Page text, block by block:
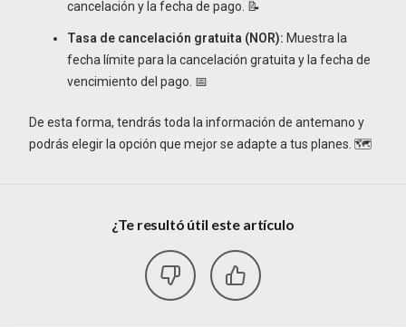
cancelación y la fecha de pago. 📝
Tasa de cancelación gratuita (NOR): Muestra la
fecha límite para la cancelación gratuita y la fecha de
vencimiento del pago. 📅
De esta forma, tendrás toda la información de antemano y
podrás elegir la opción que mejor se adapte a tus planes. 🗺️
¿Te resultó útil este artículo